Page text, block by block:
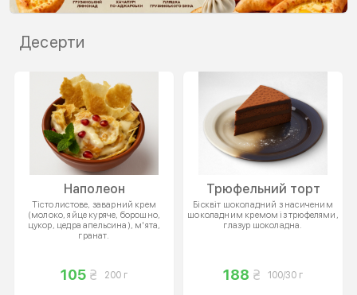
Десерти
Наполеон
Тісто листове, заварний крем
(молоко, яйце куряче, борошно,
цукор, цедра апельсина), м'ята,
гранат.
105 200 г
Трюфельний торт
Бісквіт шоколадний з насиченим
шоколадним кремом із трюфелями,
глазур шоколадна.
188 100/30 г